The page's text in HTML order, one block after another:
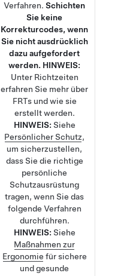
Verfahren.Schichten
Sie keine
Korrekturcodes, wenn
Sie nicht ausdrücklich
dazu aufgefordert
werden. HINWEIS:
Unter Richtzeiten
erfahren Sie mehr über
FRTs und wie sie
erstellt werden.
HINWEIS: Siehe
Persönlicher Schutz,
um sicherzustellen,
dass Sie die richtige
persönliche
Schutzausrüstung
tragen, wenn Sie das
folgende Verfahren
durchführen.
HINWEIS: Siehe
Maßnahmen zur
Ergonomie für sichere
und gesunde